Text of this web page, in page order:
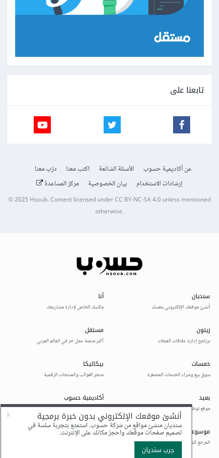
تابعنا على
عن أكاديمية حسوب الأسئلة الشائعة اكتب معنا
درّب معنا
إرشادات الاستخدام
بيان الخصوصية مركز المساعدة
© 2025Hsoub.Content licensed underCC BY-NC-SA 4.0unless mentioned
otherwise.